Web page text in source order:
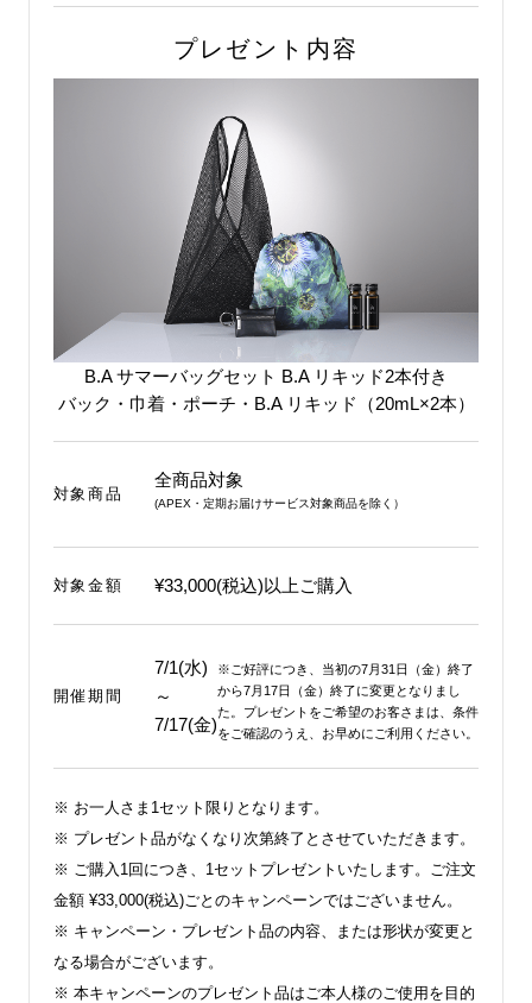
プレゼント内容
B.A サマーバッグセット B.A リキッド2本付き
バック・巾着・ポーチ・B.A リキッド（20mL×2本）
対象商品
全商品対象
(APEX・定期お届けサービス対象商品を除く）
対象金額 ¥33,000(税込)以上 ご購入
開催期間
7/1(水)
～
7/17(金)
※ご好評につき、当初の7月31日（金）終了
から7月17日（金）終了に変更となりまし
た。プレゼントをご希望のお客さまは、条件
をご確認のうえ、お早めにご利用ください。
※ お一人さま1セット限りとなります。
※ プレゼント品がなくなり次第終了とさせていただきます。
※ ご購入1回につき、1セットプレゼントいたします。ご注文
金額 ¥33,000(税込)ごとのキャンペーンではございません。
※ キャンペーン・プレゼント品の内容、または形状が変更と
なる場合がございます。
※ 本キャンペーンのプレゼント品はご本人様のご使用を目的